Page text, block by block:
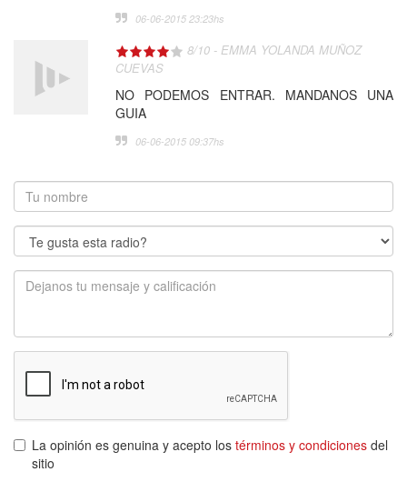
06-06-2015 23:23hs
8/10 - EMMA YOLANDA MUÑOZ
CUEVAS
NO PODEMOS ENTRAR. MANDANOS UNA
GUIA
06-06-2015 09:37hs
La opinión es genuina y acepto los términos y condiciones del
sitio